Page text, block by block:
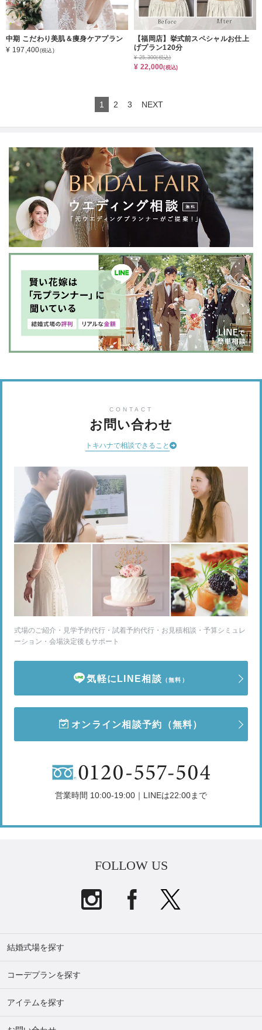
中期 こだわり美肌＆痩身ケアプラン
¥ 197,400(税込)
【福岡店】挙式前スペシャルお仕上
げプラン120分
¥ 25,300(税込)
¥ 22,000(税込)
1 2 3 NEXT
CONTACT
お問い合わせ
トキハナで相談できること
式場のご紹介・見学予約代行・試着予約代行・お見積相談・予算シミュレ
ーション・会場決定後もサポート
気軽にLINE相談 （無料）
オンライン相談予約 （無料）
営業時間 10:00-19:00｜LINEは22:00まで
FOLLOW US
結婚式場を探す
コーデプランを探す
アイテムを探す